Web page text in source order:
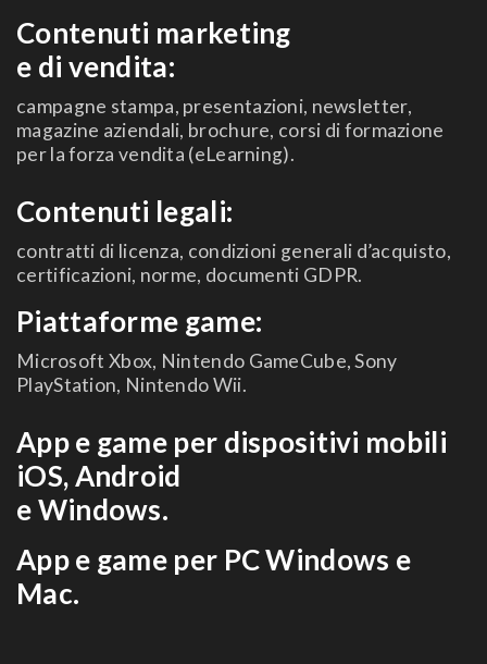
Contenuti marketing
e di vendita:
campagne stampa, presentazioni, newsletter,
magazine aziendali, brochure, corsi di formazione
per la forza vendita (eLearning).
Contenuti legali:
contratti di licenza, condizioni generali d’acquisto,
certificazioni, norme, documenti GDPR.
Piattaforme game:
Microsoft Xbox, Nintendo GameCube, Sony
PlayStation, Nintendo Wii.
App e game per dispositivi mobili
iOS, Android
e Windows.
App e game per PC Windows e
Mac.